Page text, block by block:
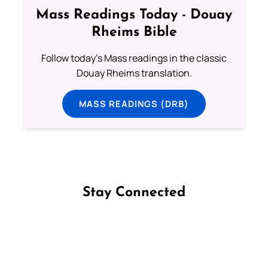
Mass Readings Today - Douay
Rheims Bible
Follow today's Mass readings in the classic
Douay Rheims translation.
MASS READINGS (DRB)
Stay Connected